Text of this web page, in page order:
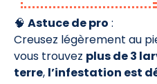
🧠 Astuce de pro :
Creusez légèrement au
vous trouvez plus de 3
terre, l’infestation est